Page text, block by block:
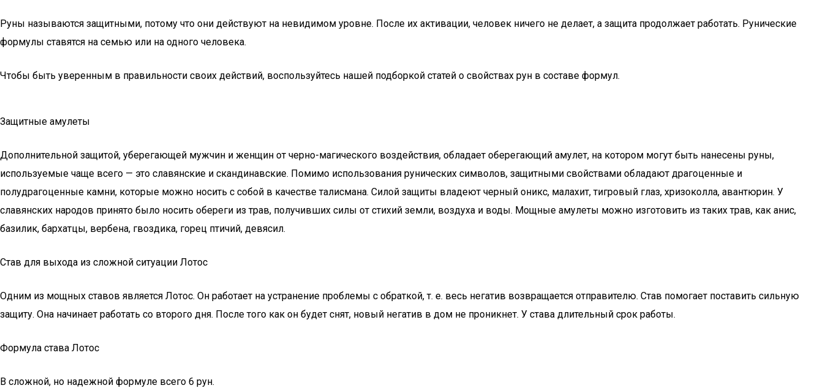
Руны называются защитными, потому что они действуют на невидимом уровне. После их активации, человек ничего не делает, а защита продолжает работать. Рунические
формулы ставятся на семью или на одного человека.
Чтобы быть уверенным в правильности своих действий, воспользуйтесь нашей подборкой статей о свойствах рун в составе формул.
Защитные амулеты
Дополнительной защитой, уберегающей мужчин и женщин от черно-магического воздействия, обладает оберегающий амулет, на котором могут быть нанесены руны,
используемые чаще всего — это славянские и скандинавские. Помимо использования рунических символов, защитными свойствами обладают драгоценные и
полудрагоценные камни, которые можно носить с собой в качестве талисмана. Силой защиты владеют черный оникс, малахит, тигровый глаз, хризоколла, авантюрин. У
славянских народов принято было носить обереги из трав, получивших силы от стихий земли, воздуха и воды. Мощные амулеты можно изготовить из таких трав, как анис,
базилик, бархатцы, вербена, гвоздика, горец птичий, девясил.
Став для выхода из сложной ситуации Лотос
Одним из мощных ставов является Лотос. Он работает на устранение проблемы с обраткой, т. е. весь негатив возвращается отправителю. Став помогает поставить сильную
защиту. Она начинает работать со второго дня. После того как он будет снят, новый негатив в дом не проникнет. У става длительный срок работы.
Формула става Лотос
В сложной, но надежной формуле всего 6 рун.